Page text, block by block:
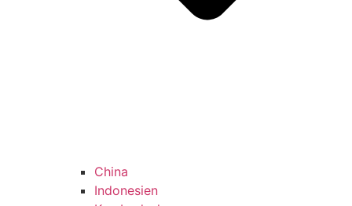
China
Indonesien